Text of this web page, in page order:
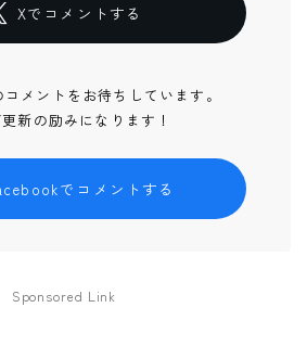
Xでコメントする
メントをお待ちしています。
新の励みになります！
でコメントする
Sponsored Link